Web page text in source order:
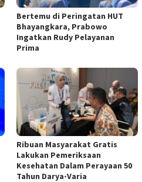
Bertemu di Peringatan HUT
Bhayangkara, Prabowo
Ingatkan Rudy Pelayanan
Prima
Ribuan Masyarakat Gratis
Lakukan Pemeriksaan
Kesehatan Dalam Perayaan 50
Tahun Darya-Varia